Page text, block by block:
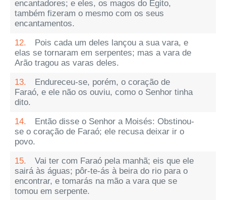
encantadores; e eles, os magos do Egito,
também fizeram o mesmo com os seus
encantamentos.
12.
Pois cada um deles lançou a sua vara, e
elas se tornaram em serpentes; mas a vara de
Arão tragou as varas deles.
13.
Endureceu-se, porém, o coração de
Faraó, e ele não os ouviu, como o Senhor tinha
dito.
14.
Então disse o Senhor a Moisés: Obstinou-
se o coração de Faraó; ele recusa deixar ir o
povo.
15.
Vai ter com Faraó pela manhã; eis que ele
sairá às águas; pôr-te-ás à beira do rio para o
encontrar, e tomarás na mão a vara que se
tomou em serpente.